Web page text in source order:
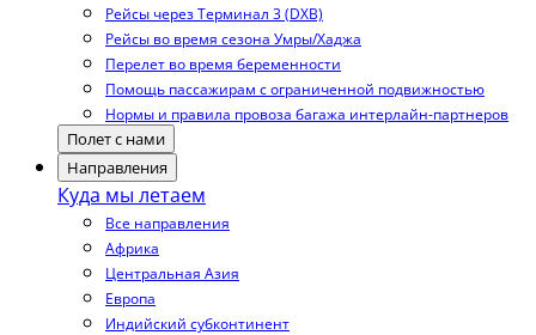
Рейсы через Терминал 3 (DXB)
Рейсы во время сезона Умры/Хаджа
Перелет во время беременности
Помощь пассажирам с ограниченной подвижностью
Нормы и правила провоза багажа интерлайн-партнеров
Полет с нами
Направления
Куда мы летаем
Все направления
Африка
Центральная Азия
Европа
Индийский субконтинент